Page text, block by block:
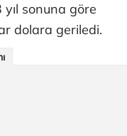
sonuna göre
dolara geriledi.